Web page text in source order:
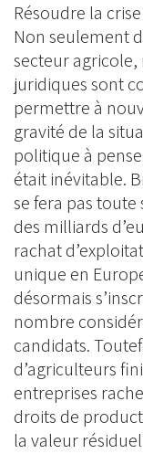
Résoudre la
Non seulement
secteur agricole,
juridiques sont
permettre à
gravité de la
politique à
était inévitable.
se fera pas
des milliards
rachat
unique en
désormais
nombre
candidats.
d’agriculteurs
entreprises
droits de
la valeur